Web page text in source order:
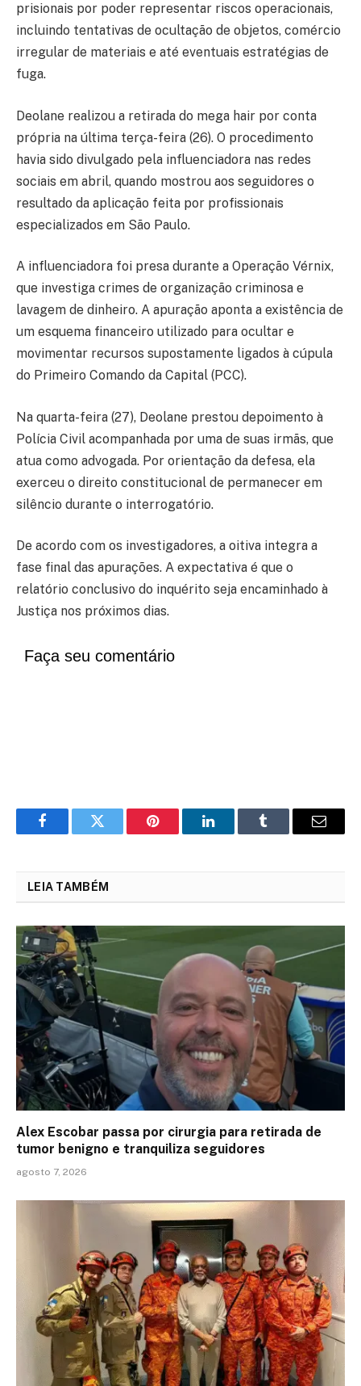
prisionais por poder representar riscos operacionais,
incluindo tentativas de ocultação de objetos, comércio
irregular de materiais e até eventuais estratégias de
fuga.
Deolane realizou a retirada do mega hair por conta
própria na última terça-feira (26). O procedimento
havia sido divulgado pela influenciadora nas redes
sociais em abril, quando mostrou aos seguidores o
resultado da aplicação feita por profissionais
especializados em São Paulo.
A influenciadora foi presa durante a Operação Vérnix,
que investiga crimes de organização criminosa e
lavagem de dinheiro. A apuração aponta a existência de
um esquema financeiro utilizado para ocultar e
movimentar recursos supostamente ligados à cúpula
do Primeiro Comando da Capital (PCC).
Na quarta-feira (27), Deolane prestou depoimento à
Polícia Civil acompanhada por uma de suas irmãs, que
atua como advogada. Por orientação da defesa, ela
exerceu o direito constitucional de permanecer em
silêncio durante o interrogatório.
De acordo com os investigadores, a oitiva integra a
fase final das apurações. A expectativa é que o
relatório conclusivo do inquérito seja encaminhado à
Justiça nos próximos dias.
Faça seu comentário
FacebookTwitter Pinterest LinkedInTumblr Email
LEIA TAMBÉM
Alex Escobar passa por cirurgia para retirada de
tumor benigno e tranquiliza seguidores
agosto 7, 2026